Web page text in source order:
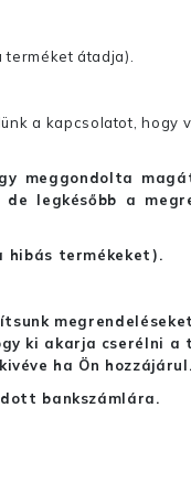
átadja).
a kapcsolatot, hogy
meggondolta
legkésőbb a
hibás termékeket).
ki akarja cserélni a
ha Ön hozzájárul.
bankszámlára.